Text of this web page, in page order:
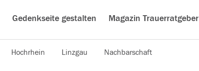
Gedenkseite gestalten Magazin Trauerratgeber
Hochrhein Linzgau Nachbarschaft